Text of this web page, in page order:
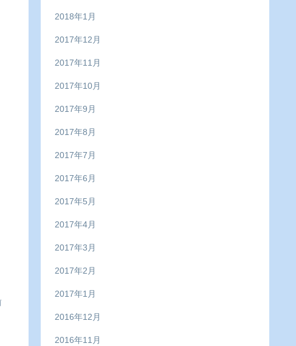
2018年1月
2017年12月
2017年11月
2017年10月
2017年9月
2017年8月
2017年7月
2017年6月
2017年5月
2017年4月
2017年3月
2017年2月
2017年1月
2016年12月
2016年11月